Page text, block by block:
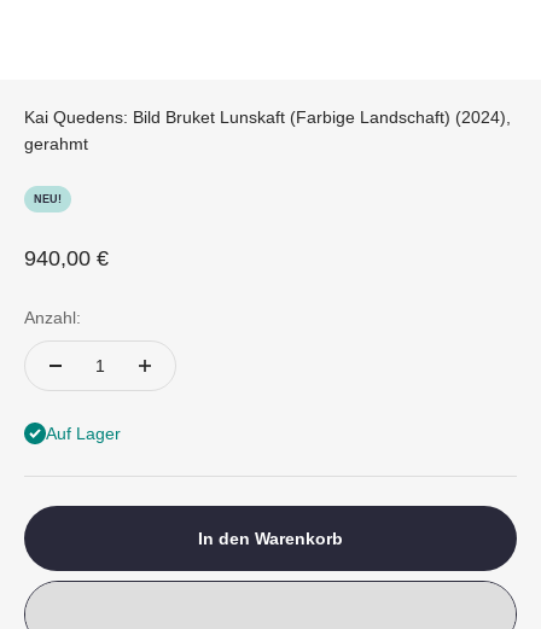
Kai Quedens: Bild Bruket Lunskaft (Farbige Landschaft) (2024),
gerahmt
NEU!
Angebot
940,00 €
Anzahl:
Auf Lager
In den Warenkorb